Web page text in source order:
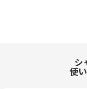
シ
使